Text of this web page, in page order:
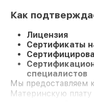
Как
Лицензия
Сертификаты
специалистов
Мы предоставляем
Материнскую